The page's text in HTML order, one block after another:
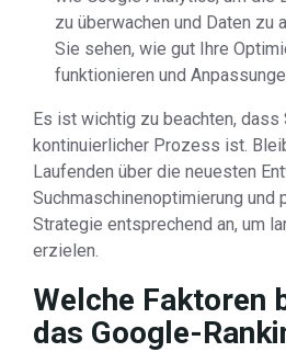
zu überwachen und Daten zu
Sie sehen, wie gut Ihre
funktionieren und
Es ist wichtig zu beachten, dass
kontinuierlicher Prozess ist.
Laufenden über die neuesten
Suchmaschinenoptimierung und
Strategie entsprechend an, um
erzielen.
Welche Faktoren
das Google-